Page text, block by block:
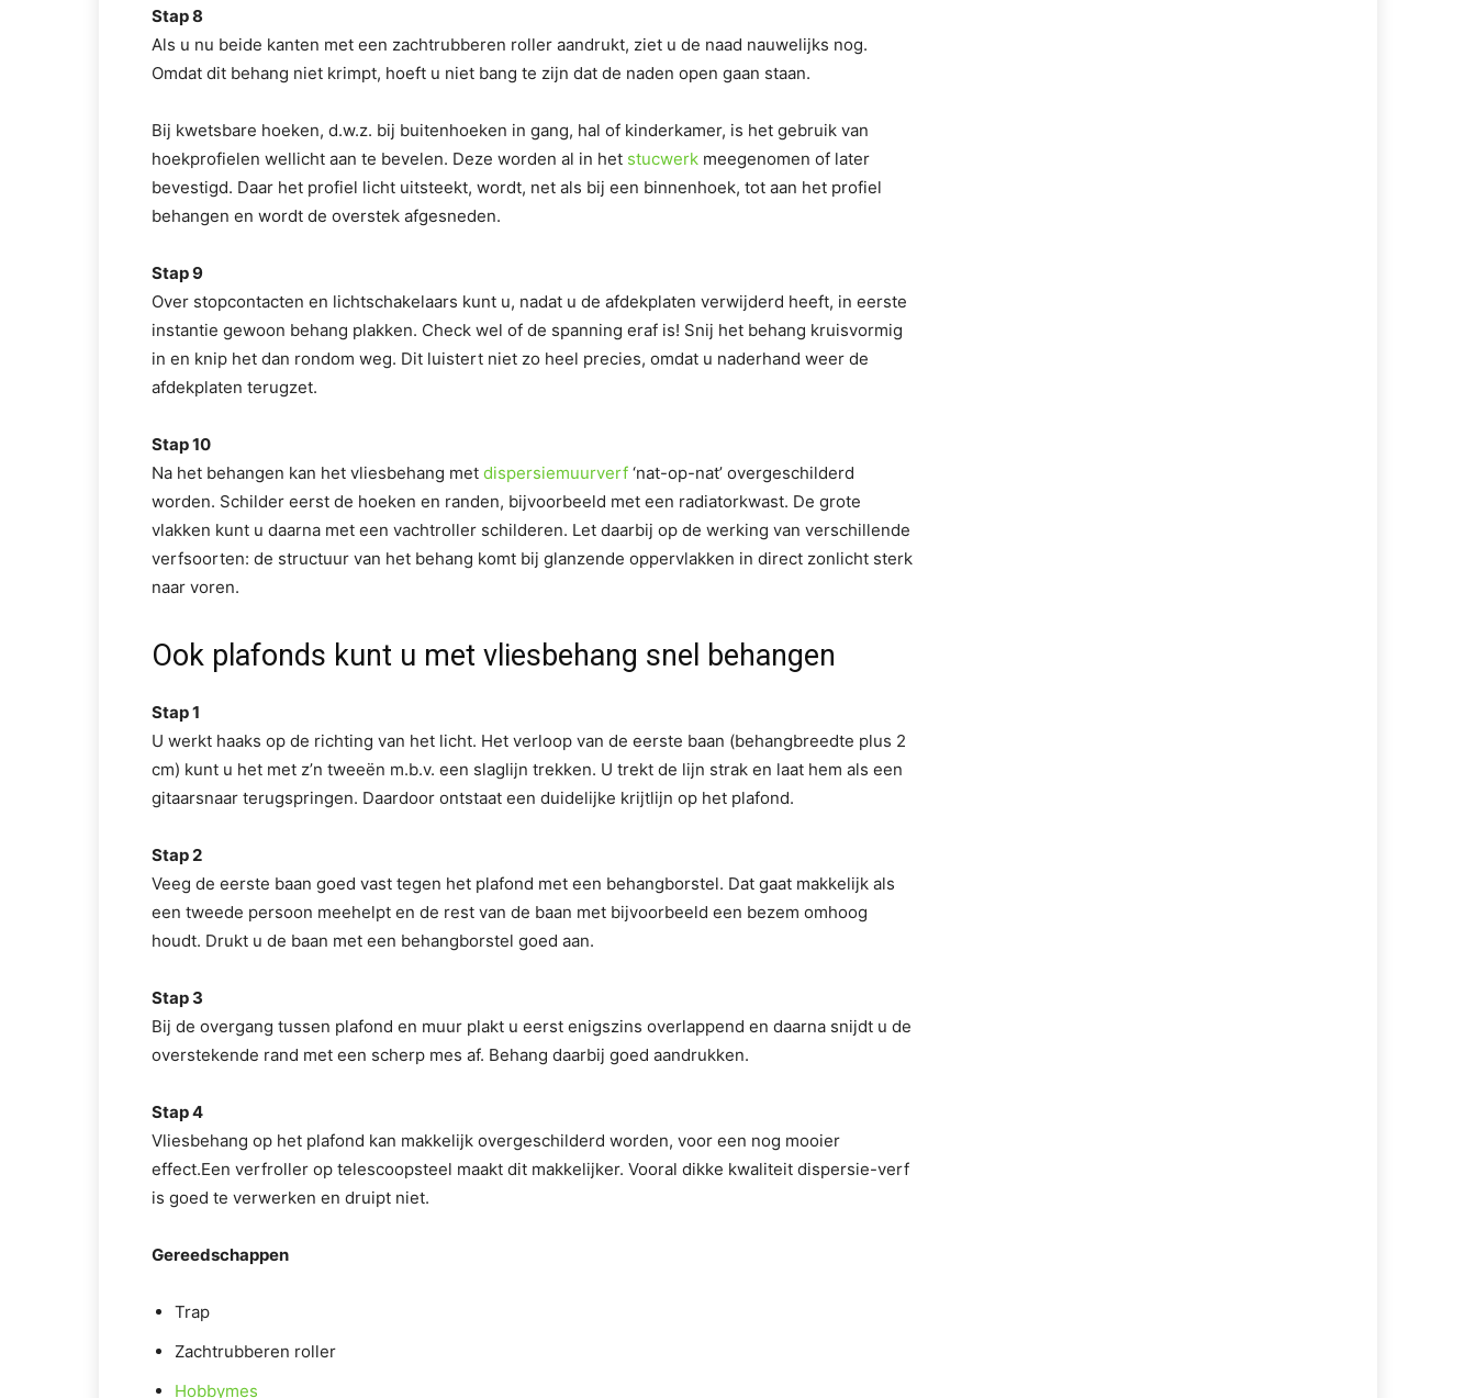
Stap 8
Als u nu beide kanten met een zachtrubberen roller aandrukt, ziet u de naad nauwelijks nog.
Omdat dit behang niet krimpt, hoeft u niet bang te zijn dat de naden open gaan staan.
Bij kwetsbare hoeken, d.w.z. bij buitenhoeken in gang, hal of kinderkamer, is het gebruik van
hoekprofielen wellicht aan te bevelen. Deze worden al in het stucwerk meegenomen of later
bevestigd. Daar het profiel licht uitsteekt, wordt, net als bij een binnenhoek, tot aan het profiel
behangen en wordt de overstek afgesneden.
Stap 9
Over stopcontacten en lichtschakelaars kunt u, nadat u de afdekplaten verwijderd heeft, in eerste
instantie gewoon behang plakken. Check wel of de spanning eraf is! Snij het behang kruisvormig
in en knip het dan rondom weg. Dit luistert niet zo heel precies, omdat u naderhand weer de
afdekplaten terugzet.
Stap 10
Na het behangen kan het vliesbehang met dispersiemuurverf ‘nat-op-nat’ overgeschilderd
worden. Schilder eerst de hoeken en randen, bijvoorbeeld met een radiatorkwast. De grote
vlakken kunt u daarna met een vachtroller schilderen. Let daarbij op de werking van verschillende
verfsoorten: de structuur van het behang komt bij glanzende oppervlakken in direct zonlicht sterk
naar voren.
Ook plafonds kunt u met vliesbehang snel behangen
Stap 1
U werkt haaks op de richting van het licht. Het verloop van de eerste baan (behangbreedte plus 2
cm) kunt u het met z’n tweeën m.b.v. een slaglijn trekken. U trekt de lijn strak en laat hem als een
gitaarsnaar terugspringen. Daardoor ontstaat een duidelijke krijtlijn op het plafond.
Stap 2
Veeg de eerste baan goed vast tegen het plafond met een behangborstel. Dat gaat makkelijk als
een tweede persoon meehelpt en de rest van de baan met bijvoorbeeld een bezem omhoog
houdt. Drukt u de baan met een behangborstel goed aan.
Stap 3
Bij de overgang tussen plafond en muur plakt u eerst enigszins overlappend en daarna snijdt u de
overstekende rand met een scherp mes af. Behang daarbij goed aandrukken.
Stap 4
Vliesbehang op het plafond kan makkelijk overgeschilderd worden, voor een nog mooier
effect.Een verfroller op telescoopsteel maakt dit makkelijker. Vooral dikke kwaliteit dispersie-verf
is goed te verwerken en druipt niet.
Gereedschappen
Trap
Zachtrubberen roller
Hobbymes